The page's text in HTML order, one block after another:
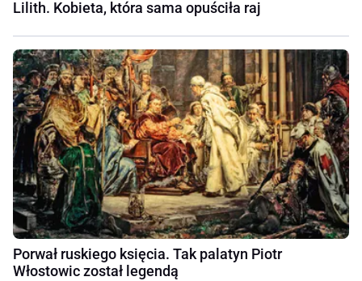
Lilith. Kobieta, która sama opuściła raj
Porwał ruskiego księcia. Tak palatyn Piotr
Włostowic został legendą